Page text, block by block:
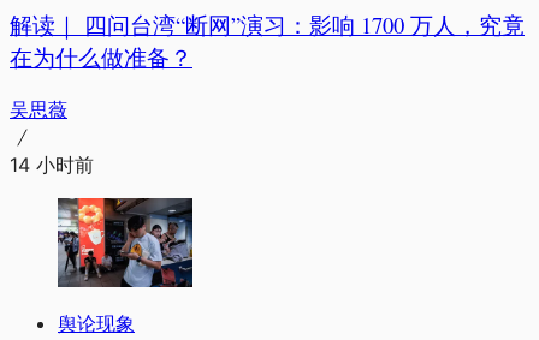
解读｜
四问台湾“断网”演习：影响 1700 万人，究竟
在为什么做准备？
吴思薇
14 小时前
舆论现象